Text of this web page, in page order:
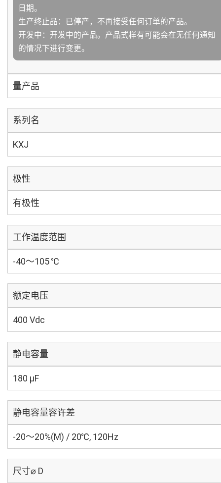
日期。
生产终止品：已停产，不再接受任何订单的产品。
开发中：开发中的产品。产品式样有可能会在无任何通知
的情况下进行变更。
量产品
系列名
KXJ
极性
有极性
工作温度范围
-40～105 ℃
额定电压
400 Vdc
静电容量
180 µF
静电容量容许差
-20～20%(M) / 20℃, 120Hz
尺寸⌀ D